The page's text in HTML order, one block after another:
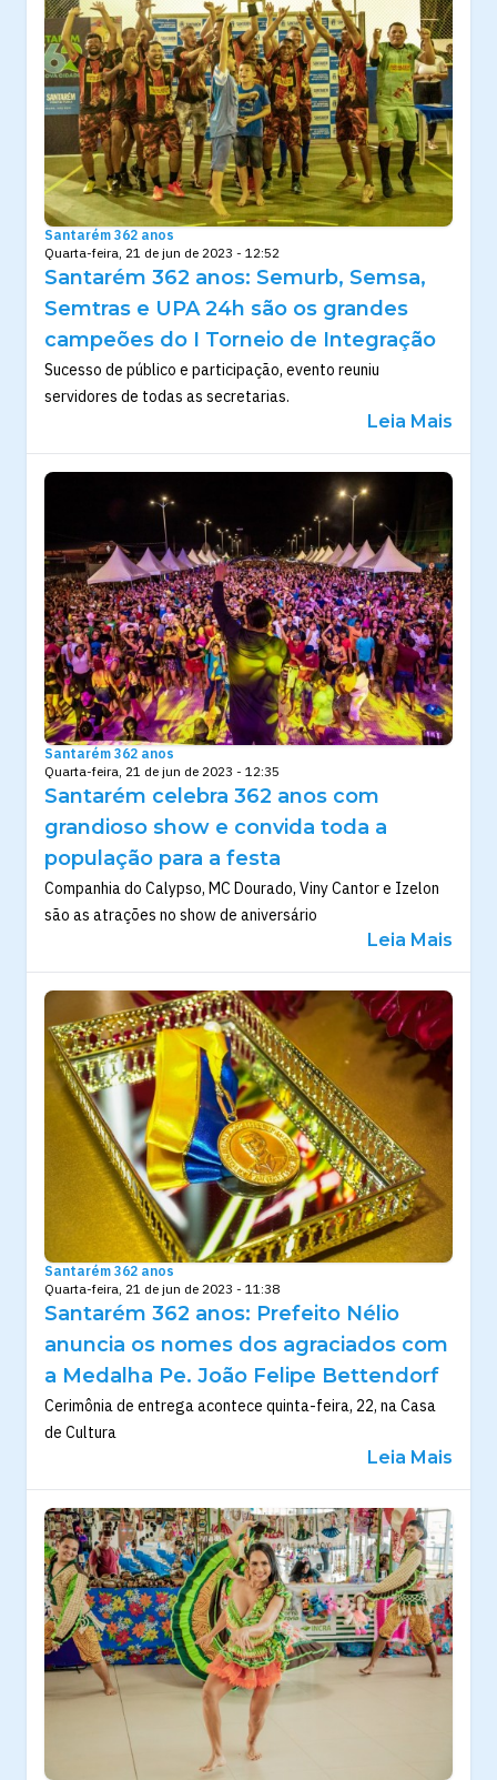
Santarém 362 anos
Quarta-feira, 21 de jun de 2023 - 12:52
Santarém 362 anos: Semurb, Semsa,
Semtras e UPA 24h são os grandes
campeões do I Torneio de Integração
Sucesso de público e participação, evento reuniu
servidores de todas as secretarias.
Leia Mais
Santarém 362 anos
Quarta-feira, 21 de jun de 2023 - 12:35
Santarém celebra 362 anos com
grandioso show e convida toda a
população para a festa
Companhia do Calypso, MC Dourado, Viny Cantor e Izelon
são as atrações no show de aniversário
Leia Mais
Santarém 362 anos
Quarta-feira, 21 de jun de 2023 - 11:38
Santarém 362 anos: Prefeito Nélio
anuncia os nomes dos agraciados com
a Medalha Pe. João Felipe Bettendorf
Cerimônia de entrega acontece quinta-feira, 22, na Casa
de Cultura
Leia Mais